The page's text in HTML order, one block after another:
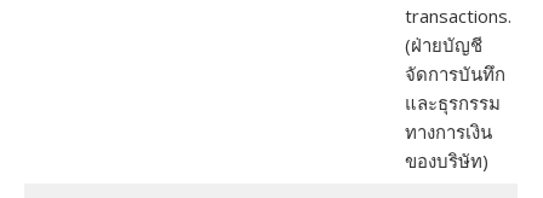
transactions.
(ฝ่ายบัญชี
จัดการบันทึก
และธุรกรรม
ทางการเงิน
ของบริษัท)